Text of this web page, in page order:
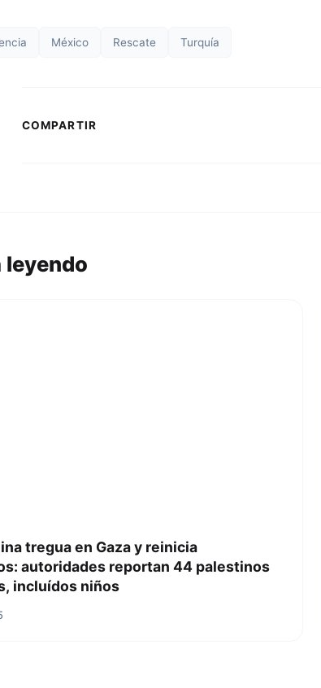
México Rescate Turquía
COMPARTIR
leyendo
tregua en Gaza y reinicia
autoridades reportan 44 palestinos
incluídos niños